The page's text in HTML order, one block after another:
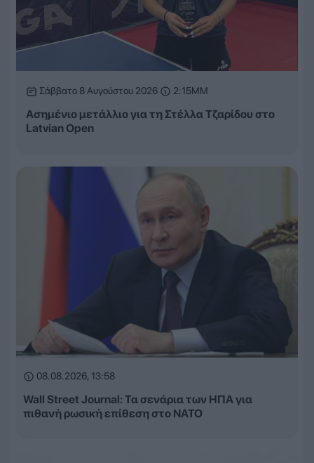
Σάββατο 8 Αυγούστου 2026 2:15ΜΜ
Ασημένιο μετάλλιο για τη Στέλλα Τζαρίδου στο
Latvian Open
08.08.2026, 13:58
Wall Street Journal: Τα σενάρια των ΗΠΑ για
πιθανή ρωσική επίθεση στο ΝΑΤΟ